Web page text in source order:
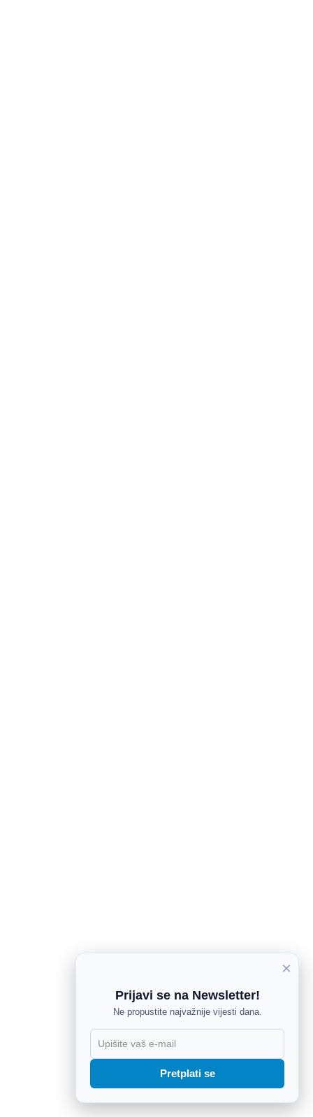
×
Prijavi se na Newsletter!
Ne propustite najvažnije vijesti dana.
Pretplati se